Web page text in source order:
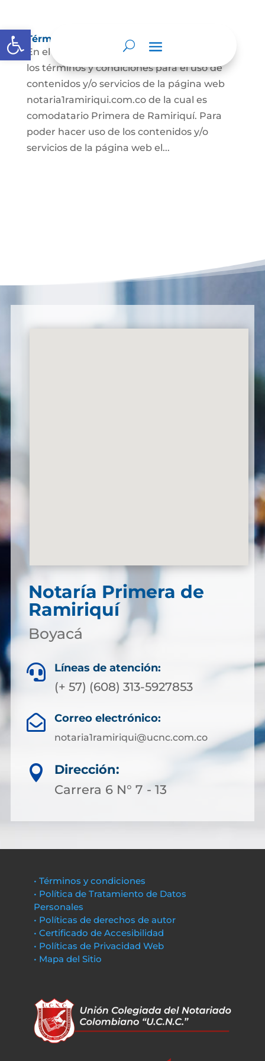
Abrir barra de herramientas
Términos y condiciones
En el presente documento se establecen
los términos y condiciones para el uso de
contenidos y/o servicios de la página web
notaria1ramiriqui.com.co de la cual es
comodatario Primera de Ramiriquí. Para
poder hacer uso de los contenidos y/o
servicios de la página web el...
Notaría Primera de
Ramiriquí
Boyacá
 Líneas de atención:
(+ 57) (608) 313-5927853
 Correo electrónico:
notaria1ramiriqui@ucnc.com.co

Dirección:
Carrera 6 N° 7 - 13
• Términos y condiciones
• Política de Tratamiento de Datos
Personales
• Políticas de derechos de autor
• Certificado de Accesibilidad
• Políticas de Privacidad Web
• Mapa del Sitio